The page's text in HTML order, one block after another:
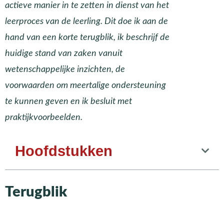
actieve manier in te zetten in dienst van het
leerproces van de leerling. Dit doe ik aan de
hand van een korte terugblik, ik beschrijf de
huidige stand van zaken vanuit
wetenschappelijke inzichten, de
voorwaarden om meertalige ondersteuning
te kunnen geven en ik besluit met
praktijkvoorbeelden.
Hoofdstukken
Terugblik